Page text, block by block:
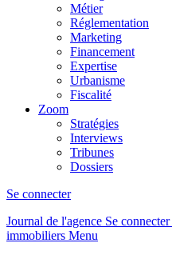
Métier
Réglementation
Marketing
Financement
Expertise
Urbanisme
Fiscalité
Zoom
Stratégies
Interviews
Tribunes
Dossiers
Se connecter
Journal de l'agence Se connecter
immobiliers Menu